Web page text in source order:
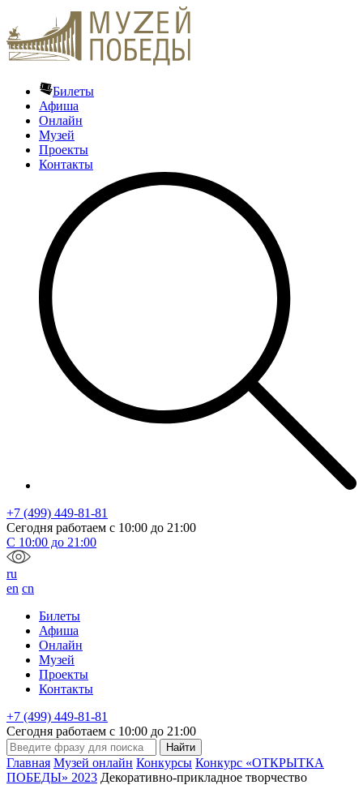
Билеты
Афиша
Онлайн
Музей
Проекты
Контакты
+7 (499) 449-81-81
Сегодня работаем с 10:00 до 21:00
С 10:00 до 21:00
ru
en cn
Билеты
Афиша
Онлайн
Музей
Проекты
Контакты
+7 (499) 449-81-81
Сегодня работаем с 10:00 до 21:00
Главная Музей онлайн Конкурсы Конкурс «ОТКРЫТКА
ПОБЕДЫ» 2023 Декоративно-прикладное творчество